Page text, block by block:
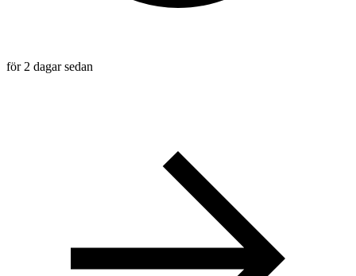
för 2 dagar sedan